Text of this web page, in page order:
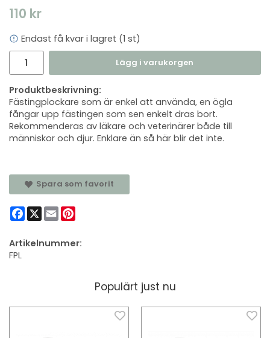
110 kr
Endast få kvar i lagret (1 st)
Lägg i varukorgen
Produktbeskrivning:
Fästingplockare som är enkel att använda, en ögla
fångar upp fästingen som sen enkelt dras bort.
Rekommenderas av läkare och veterinärer både till
människor och djur. Enklare än så här blir det inte.
Spara som favorit
Facebook
X Email
Artikelnummer:
FPL
Populärt just nu